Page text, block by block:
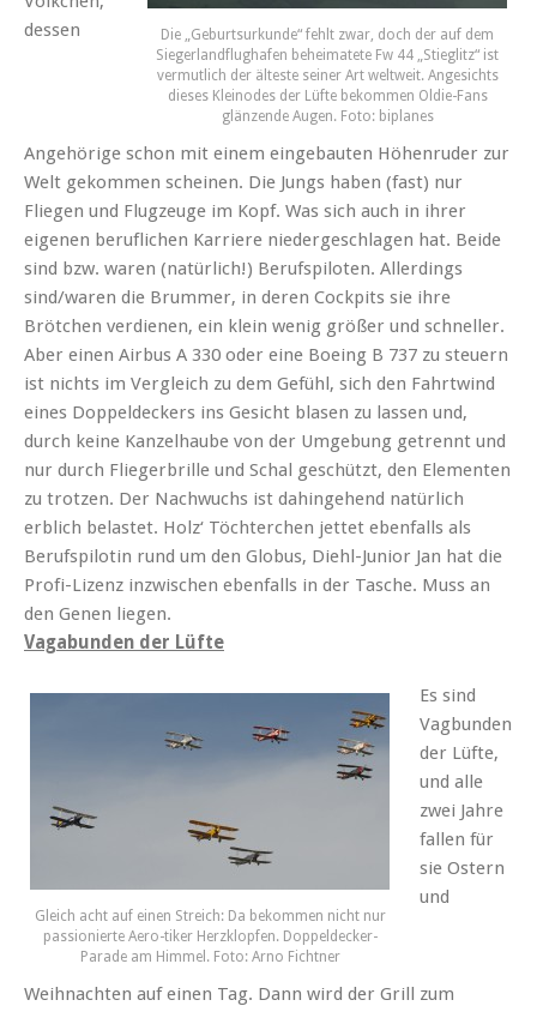
Die „Geburtsurkunde“ fehlt zwar, doch der auf dem
Siegerlandflughafen beheimatete Fw 44 „Stieglitz“ ist
vermutlich der älteste seiner Art weltweit. Angesichts
dieses Kleinodes der Lüfte bekommen Oldie-Fans
glänzende Augen. Foto: biplanes
dessen
Angehörige schon mit einem eingebauten Höhenruder zur
Welt gekommen scheinen. Die Jungs haben (fast) nur
Fliegen und Flugzeuge im Kopf. Was sich auch in ihrer
eigenen beruflichen Karriere niedergeschlagen hat. Beide
sind bzw. waren (natürlich!) Berufspiloten. Allerdings
sind/waren die Brummer, in deren Cockpits sie ihre
Brötchen verdienen, ein klein wenig größer und schneller.
Aber einen Airbus A 330 oder eine Boeing B 737 zu steuern
ist nichts im Vergleich zu dem Gefühl, sich den Fahrtwind
eines Doppeldeckers ins Gesicht blasen zu lassen und,
durch keine Kanzelhaube von der Umgebung getrennt und
nur durch Fliegerbrille und Schal geschützt, den Elementen
zu trotzen. Der Nachwuchs ist dahingehend natürlich
erblich belastet. Holz‘ Töchterchen jettet ebenfalls als
Berufspilotin rund um den Globus, Diehl-Junior Jan hat die
Profi-Lizenz inzwischen ebenfalls in der Tasche. Muss an
den Genen liegen.
Vagabunden der Lüfte
Gleich acht auf einen Streich: Da bekommen nicht nur
passionierte Aero-tiker Herzklopfen. Doppeldecker-
Parade am Himmel. Foto: Arno Fichtner
Es sind
Vagbunden
der Lüfte,
und alle
zwei Jahre
fallen für
sie Ostern
und
Weihnachten auf einen Tag. Dann wird der Grill zum